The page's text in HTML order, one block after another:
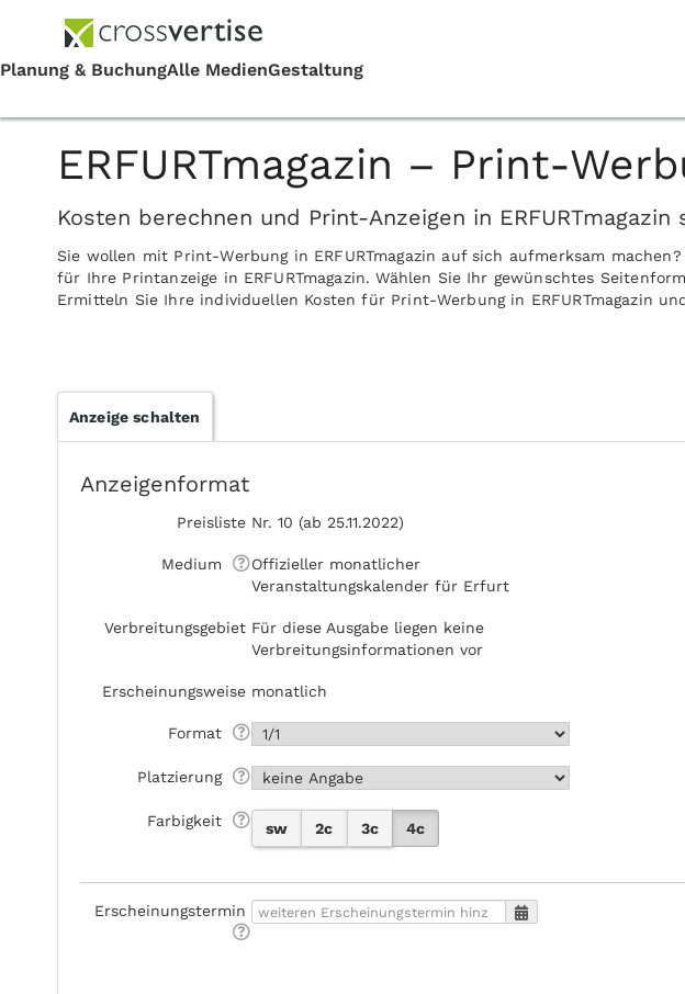
ERFURTmagazin – Print-
Kosten berechnen und Print-Anzeigen in ERFURTmagazin
Sie wollen mit Print-Werbung in ERFURTmagazin auf sich aufmerksam
für Ihre Printanzeige in ERFURTmagazin. Wählen Sie Ihr gewünschtes
Ermitteln Sie Ihre individuellen Kosten für Print-Werbung in ERFURTmagazin
Anzeige schalten
Anzeigenformat
Preisliste Nr. 10 (ab 25.11.2022)
Medium
Offizieller monatlicher
Veranstaltungskalender für Erfurt
Verbreitungsgebiet Für diese Ausgabe liegen keine
Verbreitungsinformationen vor
Erscheinungsweise monatlich
Format
Platzierung
Farbigkeit sw 2c 3c 4c
Erscheinungstermin